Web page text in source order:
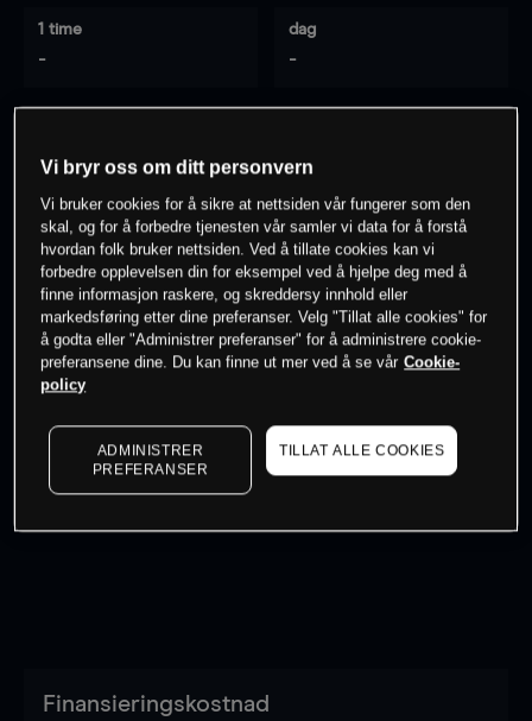
1 time
-
dag
-
- -
0% av kunder erpå dette instrumentet
Søk om konto
Kursene er veiledende.Log in
Finansieringskostnad
Vi bryr oss om ditt personvern
Vi bruker cookies for å sikre at nettsiden vår fungerer som den
skal, og for å forbedre tjenesten vår samler vi data for å forstå
hvordan folk bruker nettsiden. Ved å tillate cookies kan vi
forbedre opplevelsen din for eksempel ved å hjelpe deg med å
finne informasjon raskere, og skreddersy innhold eller
markedsføring etter dine preferanser. Velg "Tillat alle cookies" for
å godta eller "Administrer preferanser" for å administrere cookie-
preferansene dine. Du kan finne ut mer ved å se vår Cookie-
policy
ADMINISTRER
PREFERANSER
TILLAT ALLE COOKIES